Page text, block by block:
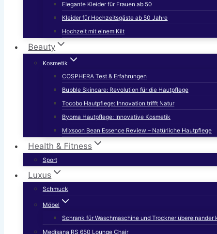
Elegante Kleider für Frauen ab 50
Kleider für Hochzeitsgäste ab 50 Jahre
Hochzeit mit einem Kilt
Beauty
Kosmetik
COSPHERA Test & Erfahrungen
Bubble Skincare: Revolution für die Hautpflege
Tocobo Hautpflege: Innovation trifft Natur
Byoma Hautpflege: Innovative Kosmetik
Mixsoon Bean Essence Review – Natürliche Hautpflege
Health & Fitness
Sport
Luxus
Schmuck
Möbel
Schrank für Waschmaschine und Trockner übereinander
Medisana RS 650 Lounge Chair